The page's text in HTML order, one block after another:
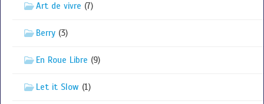
Art de vivre (7)
Berry (3)
En Roue Libre (9)
Let it Slow (1)